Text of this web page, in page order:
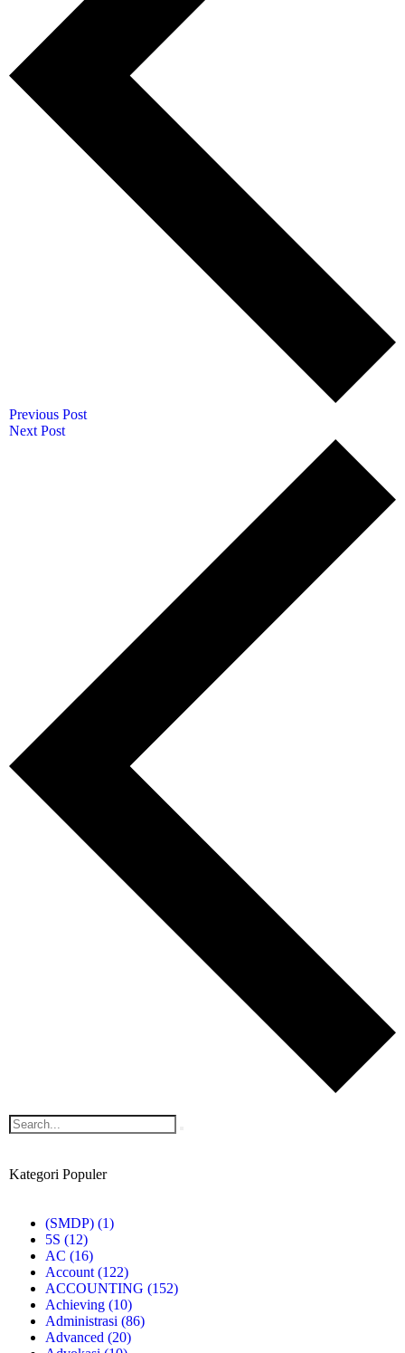
Previous Post
Next Post
Kategori Populer
(SMDP) (1)
5S (12)
AC (16)
Account (122)
ACCOUNTING (152)
Achieving (10)
Administrasi (86)
Advanced (20)